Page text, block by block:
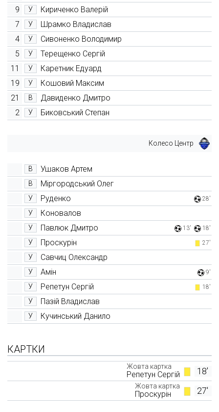
9
У
Кириченко Валерій
7
У
Шрамко Владислав
4
У
Сивоненко Володимир
5
У
Терещенко Сергій
11
У
Каретник Едуард
19
У
Кошовий Максим
21
В
Давиденко Дмитро
2
У Биковський Степан
Колесо Центр
В Ушаков Артем
В Міргородський Олег
У Руденко 28'
У Коновалов
У Павлюк Дмитро 13' 18'
У Проскурін 27'
У Савчиц Олександр
У Амін 9'
У Репетун Сергій 18'
У Пазій Владислав
У Кучинський Данило
КАРТКИ
18'
Жовта картка
Репетун Сергій
27'
Жовта картка
Проскурін